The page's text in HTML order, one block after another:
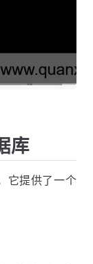
库
它提供了一个